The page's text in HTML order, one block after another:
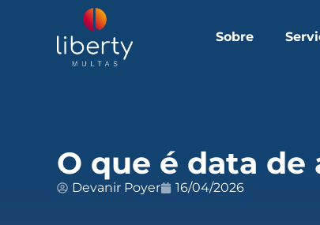
Sobre
O que é data
Devanir Poyer 16/04/2026